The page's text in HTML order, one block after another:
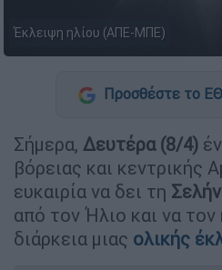
Έκλειψη ηλίου (ΑΠΕ-ΜΠΕ)
Προσθέστε το
Σήμερα, Δευτέρα (8/4)
βόρειας και κεντρικής
ευκαιρία να δει τη
από τον Ήλιο και να τον
διάρκεια μιας ολικής